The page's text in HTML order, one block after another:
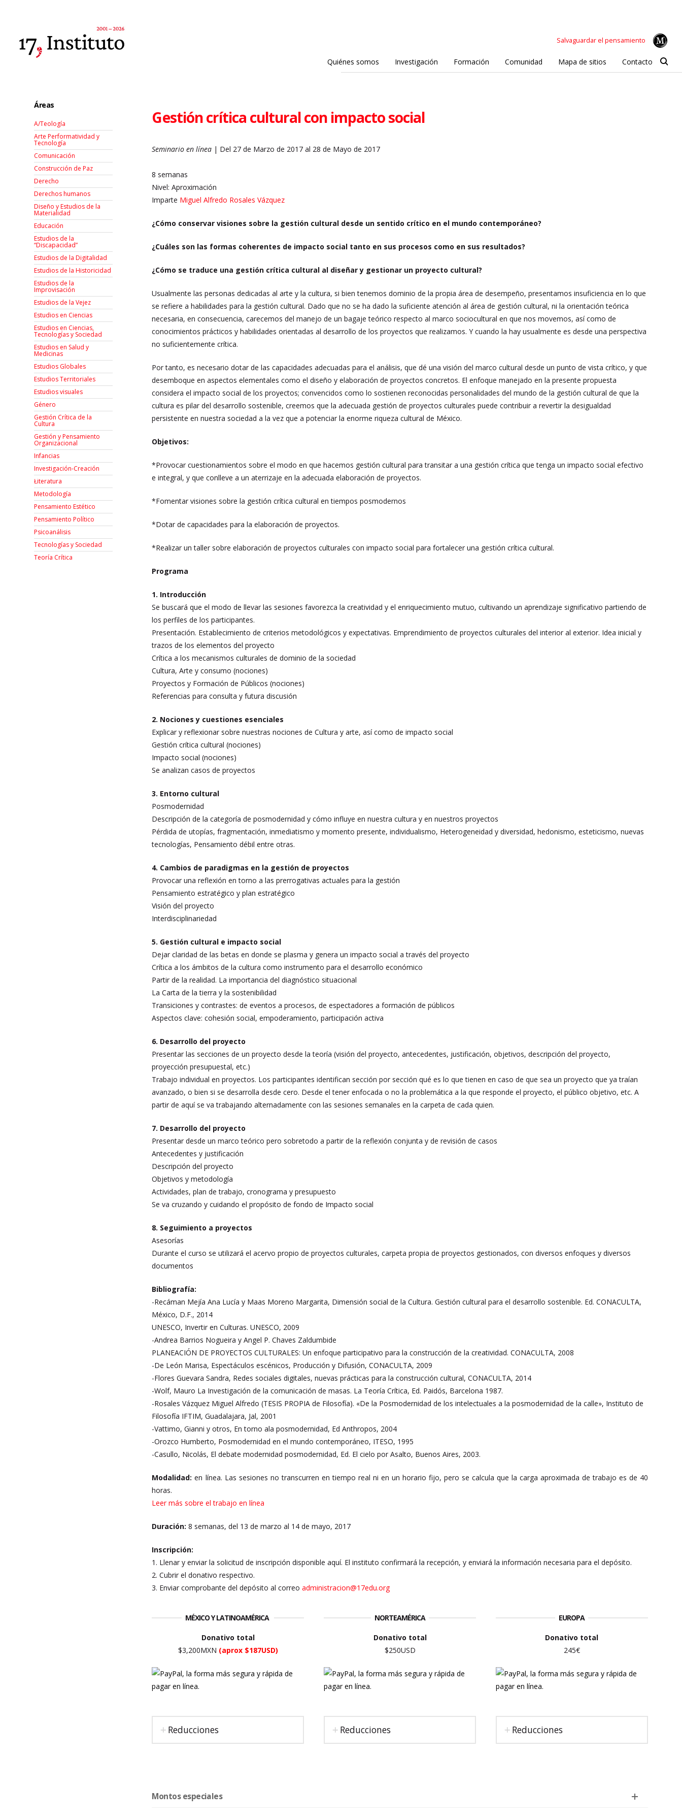
Salvaguardar el pensamiento
Quiénes somos Investigación Formación Comunidad Mapa de sitios Contacto
Gestión crítica cultural con impacto social
Seminario en línea | Del 27 de Marzo de 2017 al 28 de Mayo de 2017
8 semanas
Nivel: Aproximación
Imparte Miguel Alfredo Rosales Vázquez
¿Cómo conservar visiones sobre la gestión cultural desde un sentido crítico en el mundo contemporáneo?
¿Cuáles son las formas coherentes de impacto social tanto en sus procesos como en sus resultados?
¿Cómo se traduce una gestión crítica cultural al diseñar y gestionar un proyecto cultural?
Usualmente las personas dedicadas al arte y la cultura, si bien tenemos dominio de la propia área de desempeño, presentamos insuficiencia en lo que
se refiere a habilidades para la gestión cultural. Dado que no se ha dado la suficiente atención al área de gestión cultural, ni la orientación teórica
necesaria, en consecuencia, carecemos del manejo de un bagaje teórico respecto al marco sociocultural en que nos movemos, así como de
conocimientos prácticos y habilidades orientadas al desarrollo de los proyectos que realizamos. Y cuando la hay usualmente es desde una perspectiva
no suficientemente crítica.
Por tanto, es necesario dotar de las capacidades adecuadas para el análisis, que dé una visión del marco cultural desde un punto de vista crítico, y que
desemboque en aspectos elementales como el diseño y elaboración de proyectos concretos. El enfoque manejado en la presente propuesta
considera el impacto social de los proyectos; convencidos como lo sostienen reconocidas personalidades del mundo de la gestión cultural de que la
cultura es pilar del desarrollo sostenible, creemos que la adecuada gestión de proyectos culturales puede contribuir a revertir la desigualdad
persistente en nuestra sociedad a la vez que a potenciar la enorme riqueza cultural de México.
Objetivos:
*Provocar cuestionamientos sobre el modo en que hacemos gestión cultural para transitar a una gestión crítica que tenga un impacto social efectivo
e integral, y que conlleve a un aterrizaje en la adecuada elaboración de proyectos.
*Fomentar visiones sobre la gestión crítica cultural en tiempos posmodernos
*Dotar de capacidades para la elaboración de proyectos.
*Realizar un taller sobre elaboración de proyectos culturales con impacto social para fortalecer una gestión crítica cultural.
Programa
1. Introducción
Se buscará que el modo de llevar las sesiones favorezca la creatividad y el enriquecimiento mutuo, cultivando un aprendizaje significativo partiendo de
los perfiles de los participantes.
Presentación. Establecimiento de criterios metodológicos y expectativas. Emprendimiento de proyectos culturales del interior al exterior. Idea inicial y
trazos de los elementos del proyecto
Crítica a los mecanismos culturales de dominio de la sociedad
Cultura, Arte y consumo (nociones)
Proyectos y Formación de Públicos (nociones)
Referencias para consulta y futura discusión
2. Nociones y cuestiones esenciales
Explicar y reflexionar sobre nuestras nociones de Cultura y arte, así como de impacto social
Gestión crítica cultural (nociones)
Impacto social (nociones)
Se analizan casos de proyectos
3. Entorno cultural
Posmodernidad
Descripción de la categoría de posmodernidad y cómo influye en nuestra cultura y en nuestros proyectos
Pérdida de utopías, fragmentación, inmediatismo y momento presente, individualismo, Heterogeneidad y diversidad, hedonismo, esteticismo, nuevas
tecnologías, Pensamiento débil entre otras.
4. Cambios de paradigmas en la gestión de proyectos
Provocar una reflexión en torno a las prerrogativas actuales para la gestión
Pensamiento estratégico y plan estratégico
Visión del proyecto
Interdisciplinariedad
5. Gestión cultural e impacto social
Dejar claridad de las betas en donde se plasma y genera un impacto social a través del proyecto
Crítica a los ámbitos de la cultura como instrumento para el desarrollo económico
Partir de la realidad. La importancia del diagnóstico situacional
La Carta de la tierra y la sostenibilidad
Transiciones y contrastes: de eventos a procesos, de espectadores a formación de públicos
Aspectos clave: cohesión social, empoderamiento, participación activa
6. Desarrollo del proyecto
Presentar las secciones de un proyecto desde la teoría (visión del proyecto, antecedentes, justificación, objetivos, descripción del proyecto,
proyección presupuestal, etc.)
Trabajo individual en proyectos. Los participantes identifican sección por sección qué es lo que tienen en caso de que sea un proyecto que ya traían
avanzado, o bien si se desarrolla desde cero. Desde el tener enfocada o no la problemática a la que responde el proyecto, el público objetivo, etc. A
partir de aquí se va trabajando alternadamente con las sesiones semanales en la carpeta de cada quien.
7. Desarrollo del proyecto
Presentar desde un marco teórico pero sobretodo a partir de la reflexión conjunta y de revisión de casos
Antecedentes y justificación
Descripción del proyecto
Objetivos y metodología
Actividades, plan de trabajo, cronograma y presupuesto
Se va cruzando y cuidando el propósito de fondo de Impacto social
8. Seguimiento a proyectos
Asesorías
Durante el curso se utilizará el acervo propio de proyectos culturales, carpeta propia de proyectos gestionados, con diversos enfoques y diversos
documentos
Bibliografía:
-Recáman Mejía Ana Lucía y Maas Moreno Margarita, Dimensión social de la Cultura. Gestión cultural para el desarrollo sostenible. Ed. CONACULTA,
México, D.F., 2014
UNESCO, Invertir en Culturas. UNESCO, 2009
-Andrea Barrios Nogueira y Angel P. Chaves Zaldumbide
PLANEACIÓN DE PROYECTOS CULTURALES: Un enfoque participativo para la construcción de la creatividad. CONACULTA, 2008
-De León Marisa, Espectáculos escénicos, Producción y Difusión, CONACULTA, 2009
-Flores Guevara Sandra, Redes sociales digitales, nuevas prácticas para la construcción cultural, CONACULTA, 2014
-Wolf, Mauro La Investigación de la comunicación de masas. La Teoría Crítica, Ed. Paidós, Barcelona 1987.
-Rosales Vázquez Miguel Alfredo (TESIS PROPIA de Filosofía). «De la Posmodernidad de los intelectuales a la posmodernidad de la calle», Instituto de
Filosofía IFTIM, Guadalajara, Jal, 2001
-Vattimo, Gianni y otros, En torno ala posmodernidad, Ed Anthropos, 2004
-Orozco Humberto, Posmodernidad en el mundo contemporáneo, ITESO, 1995
-Casullo, Nicolás, El debate modernidad posmodernidad, Ed. El cielo por Asalto, Buenos Aires, 2003.
Modalidad: en línea. Las sesiones no transcurren en tiempo real ni en un horario fijo, pero se calcula que la carga aproximada de trabajo es de 40
horas.
Leer más sobre el trabajo en línea
Duración: 8 semanas, del 13 de marzo al 14 de mayo, 2017
Inscripción:
1. Llenar y enviar la solicitud de inscripción disponible aquí. El instituto confirmará la recepción, y enviará la información necesaria para el depósito.
2. Cubrir el donativo respectivo.
3. Enviar comprobante del depósito al correoadministracion@17edu.org
MÉXICO Y LATINOAMÉRICA
Donativo total
$3,200MXN (aprox $187USD)
Reducciones
NORTEAMÉRICA
Donativo total
$250USD
Reducciones
EUROPA
Donativo total
245€
Reducciones
Montos especiales
Áreas
A/Teología
Arte Performatividad y
Tecnología
Comunicación
Construcción de Paz
Derecho
Derechos humanos
Diseño y Estudios de la
Materialidad
Educación
Estudios de la
“Discapacidad”
Estudios de la Digitalidad
Estudios de la Historicidad
Estudios de la
Improvisación
Estudios de la Vejez
Estudios en Ciencias
Estudios en Ciencias,
Tecnologías y Sociedad
Estudios en Salud y
Medicinas
Estudios Globales
Estudios Territoriales
Estudios visuales
Género
Gestión Crítica de la
Cultura
Gestión y Pensamiento
Organizacional
Infancias
Investigación-Creación
Łiteratura
Metodología
Pensamiento Estético
Pensamiento Político
Psicoanálisis
Tecnologías y Sociedad
Teoría Crítica